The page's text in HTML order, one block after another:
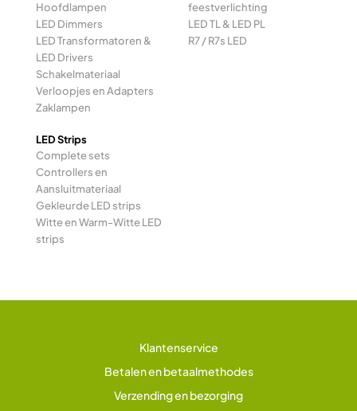
Hoofdlampen
LED Dimmers
LED Transformatoren &
LED Drivers
Schakelmateriaal
Verloopjes en Adapters
Zaklampen
feestverlichting
LED TL & LED PL
R7 / R7s LED
LED Strips
Complete sets
Controllers en
Aansluitmateriaal
Gekleurde LED strips
Witte en Warm-Witte LED
strips
Klantenservice
Betalen en betaalmethodes
Verzending en bezorging